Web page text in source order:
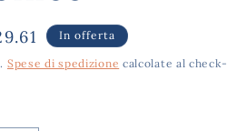
In offerta
Spese di spedizione calcolate al check-